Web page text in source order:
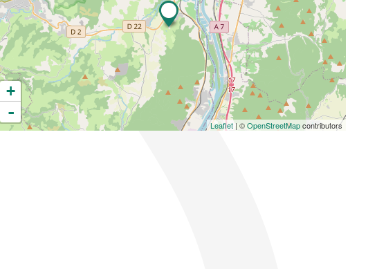
+
-
Leaflet | ©OpenStreetMapcontributors